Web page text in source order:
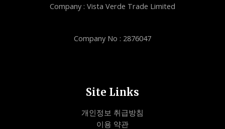
Company : Vista Verde Trade Limited
Company No : 2876047
Site Links
개인정보 취급방침
이용 약관